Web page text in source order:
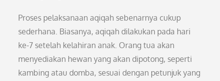
Proses pelaksanaan aqiqah sebenarnya cukup
sederhana. Biasanya, aqiqah dilakukan pada hari
ke-7 setelah kelahiran anak. Orang tua akan
menyediakan hewan yang akan dipotong, seperti
kambing atau domba, sesuai dengan petunjuk yang